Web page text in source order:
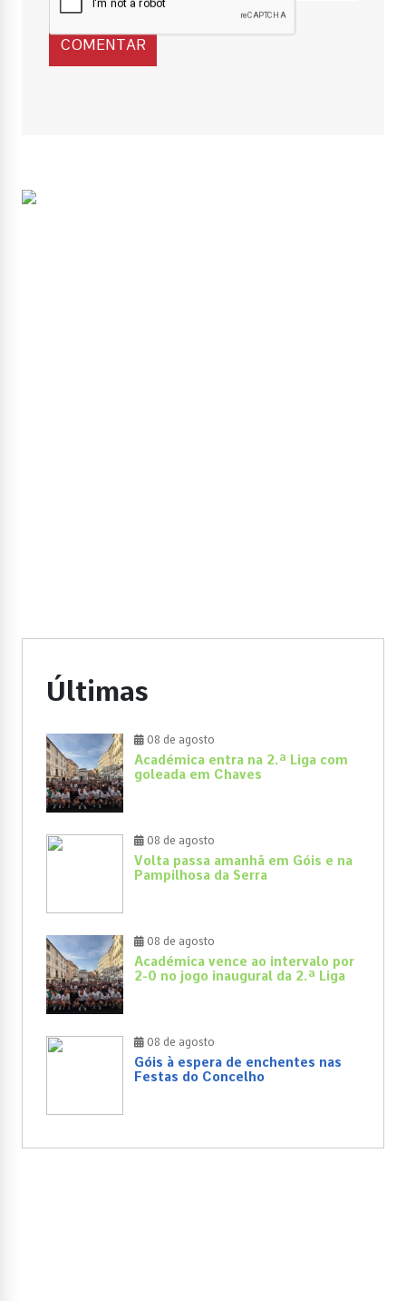
Últimas
08 de agosto
Académica entra na 2.ª Liga com
goleada em Chaves
08 de agosto
Volta passa amanhã em Góis e na
Pampilhosa da Serra
08 de agosto
Académica vence ao intervalo por
2-0 no jogo inaugural da 2.ª Liga
08 de agosto
Góis à espera de enchentes nas
Festas do Concelho